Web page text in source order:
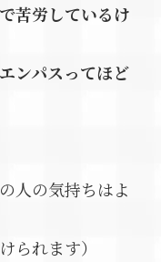
苦労しているけ
ンパスってほど
人の気持ちはよ
られます）